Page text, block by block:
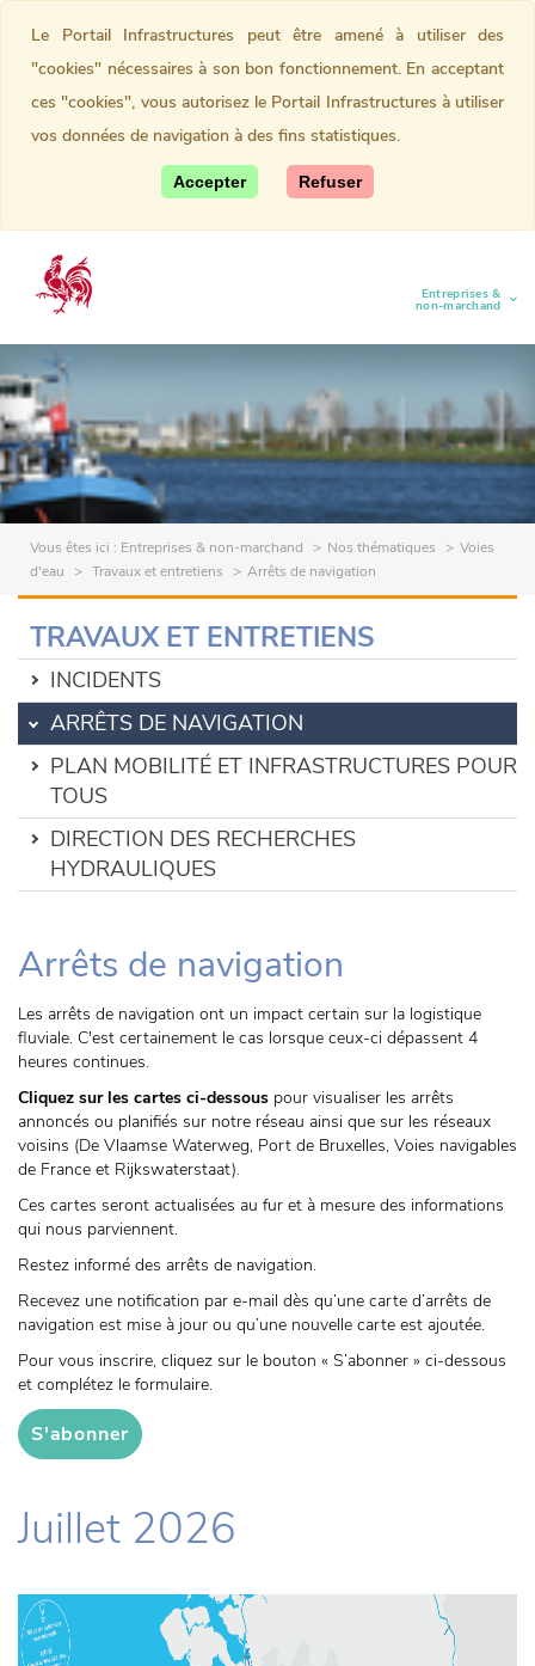
Entreprises &
non-marchand
(current)
Vous êtes ici : Entreprises & non-marchand Nos thématiques
Voies
d'eau
Travaux et entretiens Arrêts de navigation
TRAVAUX ET ENTRETIENS
INCIDENTS
ARRÊTS DE NAVIGATION
PLAN MOBILITÉ ET INFRASTRUCTURES POUR
TOUS
DIRECTION DES RECHERCHES
HYDRAULIQUES
Arrêts de navigation
Les arrêts de navigation ont un impact certain sur la logistique
fluviale. C'est certainement le cas lorsque ceux-ci dépassent 4
heures continues.
Cliquez sur les cartes ci-dessous pour visualiser les arrêts
annoncés ou planifiés sur notre réseau ainsi que sur les réseaux
voisins (De Vlaamse Waterweg, Port de Bruxelles, Voies navigables
de France et Rijkswaterstaat).
Ces cartes seront actualisées au fur et à mesure des informations
qui nous parviennent.
Restez informé des arrêts de navigation.
Recevez une notification par e-mail dès qu’une carte d’arrêts de
navigation est mise à jour ou qu’une nouvelle carte est ajoutée.
Pour vous inscrire, cliquez sur le bouton « S’abonner » ci-dessous
et complétez le formulaire.
S'abonner
Juillet 2026
Le Portail Infrastructures peut être amené à utiliser des
"cookies" nécessaires à son bon fonctionnement. En acceptant
ces "cookies", vous autorisez le Portail Infrastructures à utiliser
vos données de navigation à des fins statistiques.
Accepter Refuser